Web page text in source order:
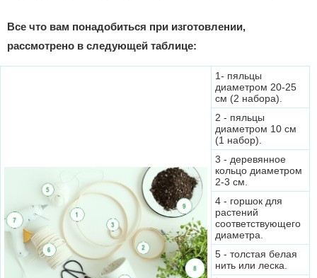
Все что вам понадобиться при изготовлении,
рассмотрено в следующей таблице:
1- пяльцы
диаметром 20-25
см (2 набора).
2 - пяльцы
диаметром 10 см
(1 набор).
3 - деревянное
кольцо диаметром
2-3 см.
4 - горшок для
растений
соответствующего
диаметра.
5 - толстая белая
нить или леска.